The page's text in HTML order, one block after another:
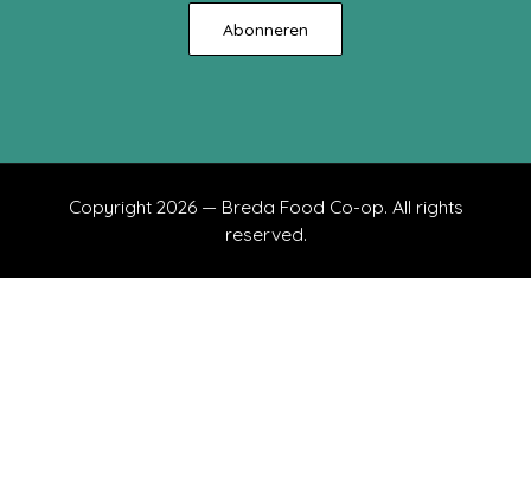
Copyright 2026 — Breda Food Co-op. All rights
reserved.